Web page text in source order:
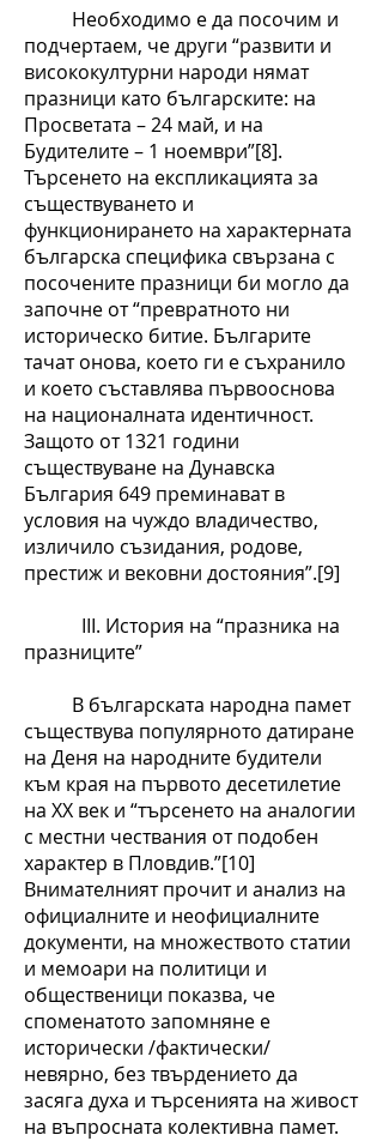
Необходимо е да посочим и
подчертаем, че други “развити и
висококултурни народи нямат
празници като българските: на
Просветата – 24 май, и на
Будителите – 1 ноември”[8].
Търсенето на експликацията за
съществуването и
функционирането на характерната
българска специфика свързана с
посочените празници би могло да
започне от “превратното ни
историческо битие. Българите
тачат онова, което ги е съхранило
и което съставлява първооснова
на националната идентичност.
Защото от 1321 години
съществуване на Дунавска
България 649 преминават в
условия на чуждо владичество,
изличило съзидания, родове,
престиж и вековни достояния”.[9]
ІІІ. История на “празника на
празниците”
В българската народна памет
съществува популярното датиране
на Деня на народните будители
към края на първото десетилетие
на ХХ век и “търсенето на аналогии
с местни чествания от подобен
характер в Пловдив.”[10]
Внимателният прочит и анализ на
официалните и неофициалните
документи, на множеството статии
и мемоари на политици и
общественици показва, че
споменатото запомняне е
исторически /фактически/
невярно, без твърдението да
засяга духа и търсенията на живост
на въпросната колективна памет.